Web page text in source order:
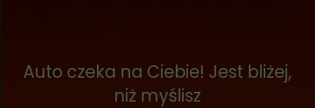
Auto czeka na Ciebie! Jest bliżej,
niż myślisz